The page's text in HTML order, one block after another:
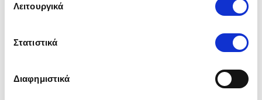
Λειτουργικά
Στατιστικά
Διαφημιστικά
Ασφάλεια Ιστιοπλοϊκού
Ασφάλεια Σπιτιού
Ασφάλεια Εξοχικού